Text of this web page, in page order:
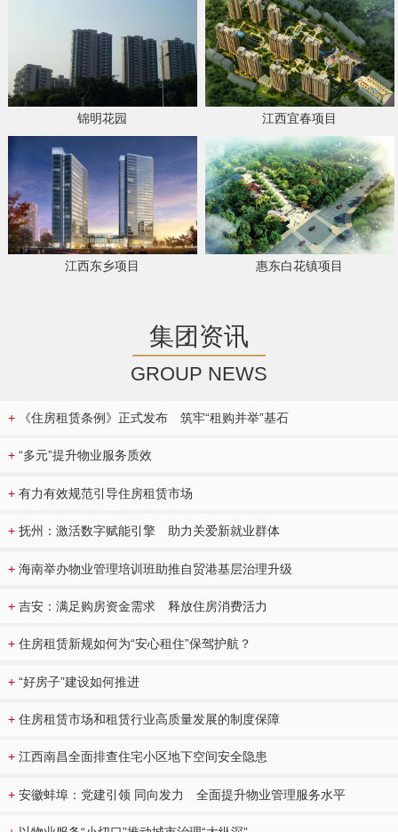
锦明花园 江西宜春项目
江西东乡项目 惠东白花镇项目
集团资讯
GROUP NEWS
+ 《住房租赁条例》正式发布 筑牢“租购并举”基石
+ “多元”提升物业服务质效
+ 有力有效规范引导住房租赁市场
+ 抚州：激活数字赋能引擎 助力关爱新就业群体
+ 海南举办物业管理培训班助推自贸港基层治理升级
+ 吉安：满足购房资金需求 释放住房消费活力
+ 住房租赁新规如何为“安心租住”保驾护航？
+ “好房子”建设如何推进
+ 住房租赁市场和租赁行业高质量发展的制度保障
+ 江西南昌全面排查住宅小区地下空间安全隐患
+ 安徽蚌埠：党建引领 同向发力 全面提升物业管理服务水平